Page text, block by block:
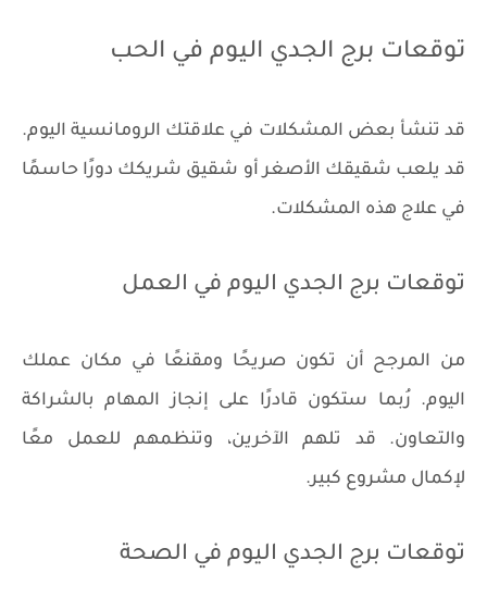
توقعات برج الجدي اليوم في الحب
قد تنشأ بعض المشكلات في علاقتك الرومانسية اليوم.
قد يلعب شقيقك الأصغر أو شقيق شريكك دورًا حاسمًا
في علاج هذه المشكلات.
توقعات برج الجدي اليوم في العمل
من المرجح أن تكون صريحًا ومقنعًا في مكان عملك
اليوم. رُبما ستكون قادرًا على إنجاز المهام بالشراكة
والتعاون. قد تلهم الآخرين، وتنظمهم للعمل معًا
لإكمال مشروع كبير.
توقعات برج الجدي اليوم في الصحة